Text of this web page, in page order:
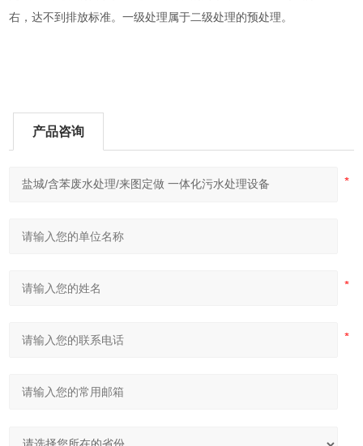
右，达不到排放标准。一级处理属于二级处理的预处理。
产品咨询